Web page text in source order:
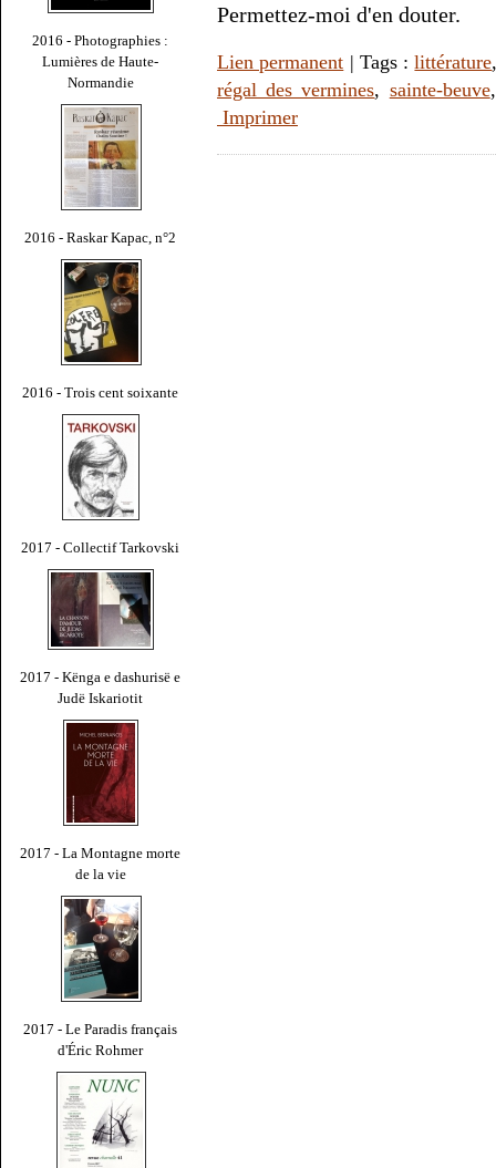
2016 - Photographies :
Lumières de Haute-
Normandie
2016 - Raskar Kapac, n°2
2016 - Trois cent soixante
2017 - Collectif Tarkovski
2017 - Kënga e dashurisë e
Judë Iskariotit
2017 - La Montagne morte
de la vie
2017 - Le Paradis français
d'Éric Rohmer
Permettez-moi d'en douter.
Lien permanent | Tags :littérature
régal des vermines, sainte-beuve
Imprimer